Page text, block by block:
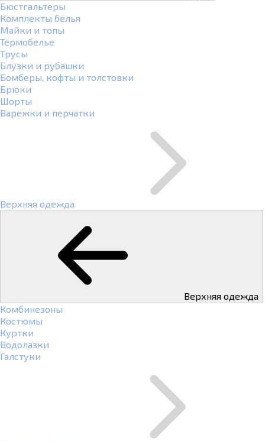
Бюстгальтеры
Комплекты белья
Майки и топы
Термобелье
Трусы
Блузки и рубашки
Бомберы, кофты и толстовки
Брюки
Шорты
Варежки и перчатки
Верхняя одежда
Верхняя одежда
Комбинезоны
Костюмы
Куртки
Водолазки
Галстуки